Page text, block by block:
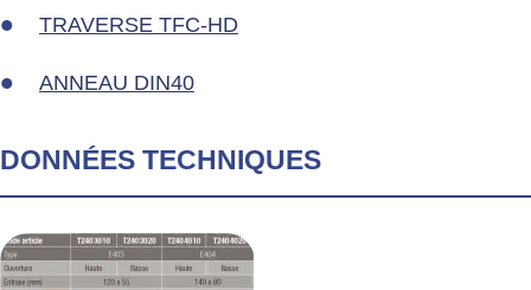
TRAVERSE TFC-HD
ANNEAU DIN40
DONNÉES TECHNIQUES